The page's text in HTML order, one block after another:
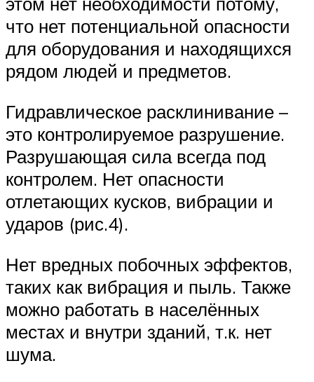
что нет потенциальной опасности
для оборудования и находящихся
рядом людей и предметов.
Гидравлическое расклинивание –
это контролируемое разрушение.
Разрушающая сила всегда под
контролем. Нет опасности
отлетающих кусков, вибрации и
ударов (рис.4).
Нет вредных побочных эффектов,
таких как вибрация и пыль. Также
можно работать в населённых
местах и внутри зданий, т.к. нет
шума.